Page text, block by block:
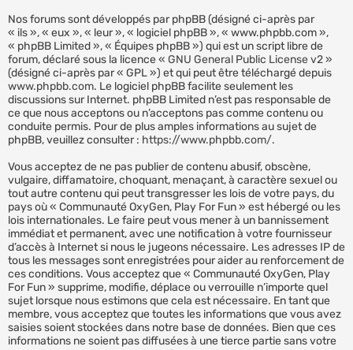
Nos forums sont développés par phpBB (désigné ci-après par
« ils », « eux », « leur », « logiciel phpBB », « www.phpbb.com »,
« phpBB Limited », « Équipes phpBB ») qui est un script libre de
forum, déclaré sous la licence « GNU General Public License v2»
(désigné ci-après par « GPL ») et qui peut être téléchargé depuis
www.phpbb.com. Le logiciel phpBB facilite seulement les
discussions sur Internet. phpBB Limited n’est pas responsable de
ce que nous acceptons ou n’acceptons pas comme contenu ou
conduite permis. Pour de plus amples informations au sujet de
phpBB, veuillez consulter : https://www.phpbb.com/.
Vous acceptez de ne pas publier de contenu abusif, obscène,
vulgaire, diffamatoire, choquant, menaçant, à caractère sexuel ou
tout autre contenu qui peut transgresser les lois de votre pays, du
pays où « Communauté OxyGen, Play For Fun » est hébergé ou les
lois internationales. Le faire peut vous mener à un bannissement
immédiat et permanent, avec une notification à votre fournisseur
d’accès à Internet si nous le jugeons nécessaire. Les adresses IP de
tous les messages sont enregistrées pour aider au renforcement de
ces conditions. Vous acceptez que « Communauté OxyGen, Play
For Fun » supprime, modifie, déplace ou verrouille n’importe quel
sujet lorsque nous estimons que cela est nécessaire. En tant que
membre, vous acceptez que toutes les informations que vous avez
saisies soient stockées dans notre base de données. Bien que ces
informations ne soient pas diffusées à une tierce partie sans votre